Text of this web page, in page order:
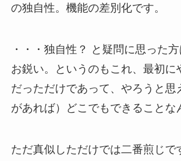
の独自性。機能の差別化です。
・・・独自性？ と疑問に思った
お鋭い。というのもこれ、最初に
だっただけであって、やろうと思
があれば）どこでもできることな
ただ真似しただけでは二番煎じで